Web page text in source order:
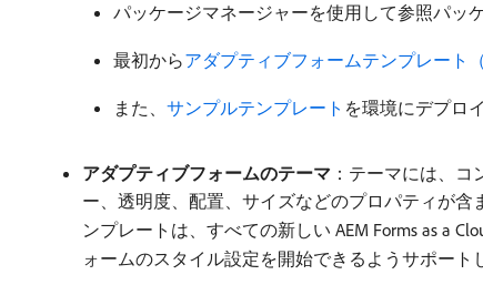
パッケージマネージャーを使用して参照パッ
最初からアダプティブフォームテンプレート
また、 サンプルテンプレート を環境にデプロ
アダプティブフォームのテーマ ：テーマには、
ー、透明度、配置、サイズなどのプロパティが
ンプレートは、すべての新しい AEM Forms as a
ォームのスタイル設定を開始できるようサポー